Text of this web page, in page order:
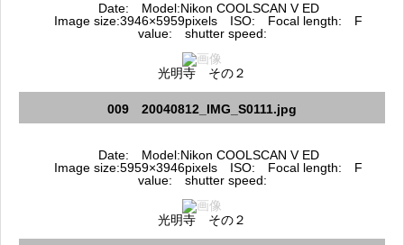
Date: Model:Nikon COOLSCAN V ED
Image size:3946×5959pixels ISO: Focal length: F
value: shutter speed:
光明寺 その２
009 20040812_IMG_S0111.jpg
Date: Model:Nikon COOLSCAN V ED
Image size:5959×3946pixels ISO: Focal length: F
value: shutter speed:
光明寺 その２